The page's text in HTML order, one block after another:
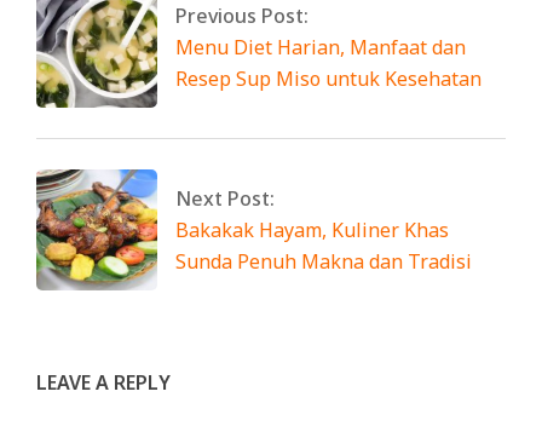
Previous Post:
Menu Diet Harian, Manfaat dan
Resep Sup Miso untuk Kesehatan
Next Post:
Bakakak Hayam, Kuliner Khas
Sunda Penuh Makna dan Tradisi
LEAVE A REPLY